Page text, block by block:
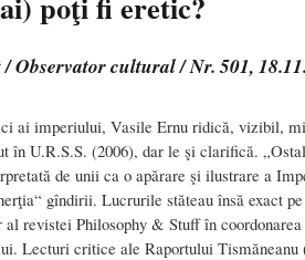
Observator cultural / Nr. 501,
ai imperiului, Vasile Ernu ridică, vizibil,
în U.R.S.S. (2006), dar le şi clarifică.
de unii ca o apărare şi ilustrare a
gîndirii. Lucrurile stăteau însă exact
al revistei Philosophy & Stuff în
Lecturi critice ale Raportului Tismăneanu